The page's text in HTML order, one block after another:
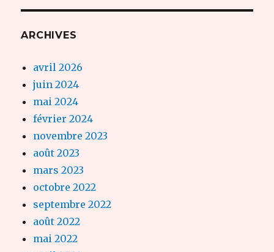
ARCHIVES
avril 2026
juin 2024
mai 2024
février 2024
novembre 2023
août 2023
mars 2023
octobre 2022
septembre 2022
août 2022
mai 2022